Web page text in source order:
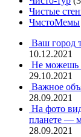
Чистые
ЧмстоМемы
Ваш город
10.12.2021
Не можешь
29.10.2021
Важное
28.09.2021
На фото
планете —
28.09.2021